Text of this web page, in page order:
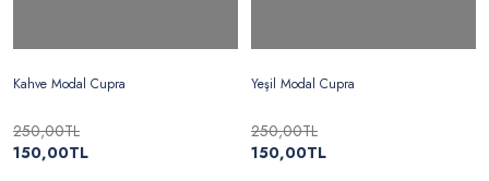
Kahve Modal Cupra
250,00TL
150,00TL
Yeşil Modal Cupra
250,00TL
150,00TL